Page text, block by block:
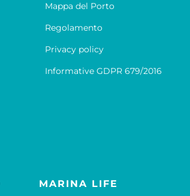
Mappa del Porto
Regolamento
Privacy policy
Informative GDPR 679/2016
MARINA LIFE